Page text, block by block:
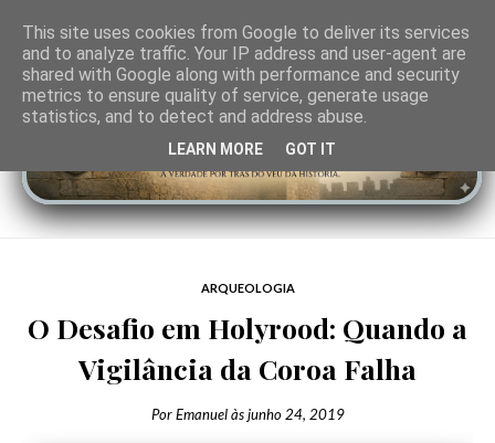
ARQUEOLOGIA
O Desafio em Holyrood: Quando a
Vigilância da Coroa Falha
Por Emanuel àsjunho 24, 2019
This site uses cookies from Google to deliver its services
and to analyze traffic. Your IP address and user-agent are
shared with Google along with performance and security
metrics to ensure quality of service, generate usage
statistics, and to detect and address abuse.
LEARN MORE GOT IT